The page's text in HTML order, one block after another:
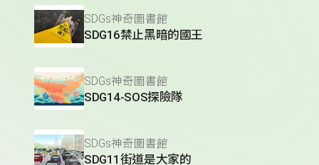
SDGs神奇圖書館
SDG16禁止黑暗的國王
SDGs神奇圖書館
SDG14-SOS探險隊
SDGs神奇圖書館
SDG11街道是大家的